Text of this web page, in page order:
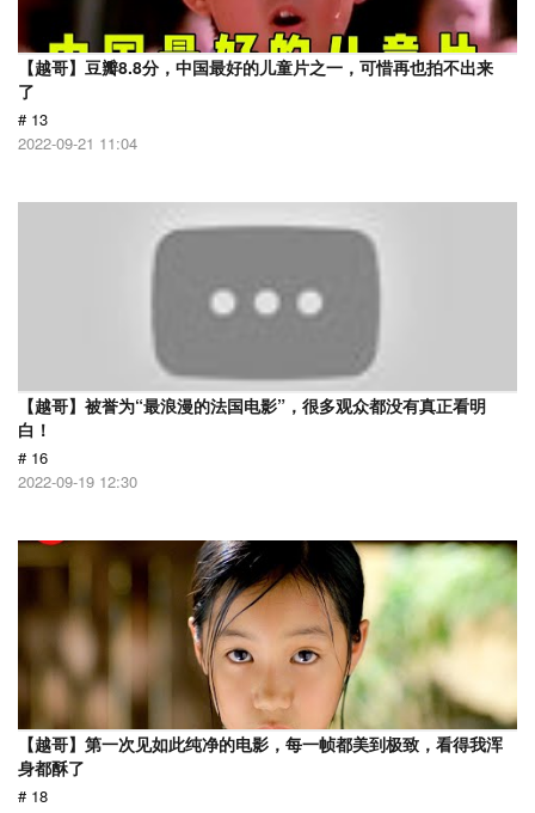
【越哥】豆瓣8.8分，中国最好的儿童片之一，可惜再也拍不出来
了
# 13
2022-09-21 11:04
【越哥】被誉为“最浪漫的法国电影”，很多观众都没有真正看明
白！
# 16
2022-09-19 12:30
【越哥】第一次见如此纯净的电影，每一帧都美到极致，看得我浑
身都酥了
# 18